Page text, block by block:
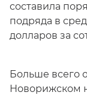
составила
подряда в
долларов за
Больше всего
Новорижском